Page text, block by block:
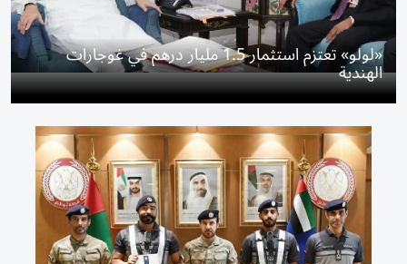
«لولو» تعتزم استثمار 1.5 مليار درهم في غوجارات
الهندية